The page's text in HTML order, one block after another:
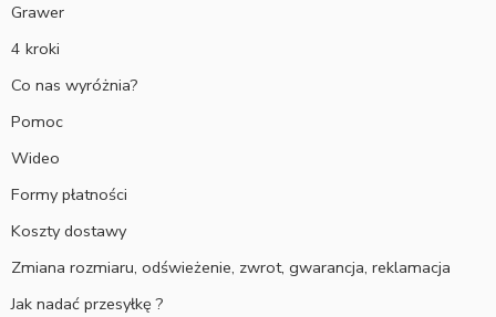
Grawer
4 kroki
Co nas wyróżnia?
Pomoc
Wideo
Formy płatności
Koszty dostawy
Zmiana rozmiaru, odświeżenie, zwrot, gwarancja, reklamacja
Jak nadać przesyłkę ?